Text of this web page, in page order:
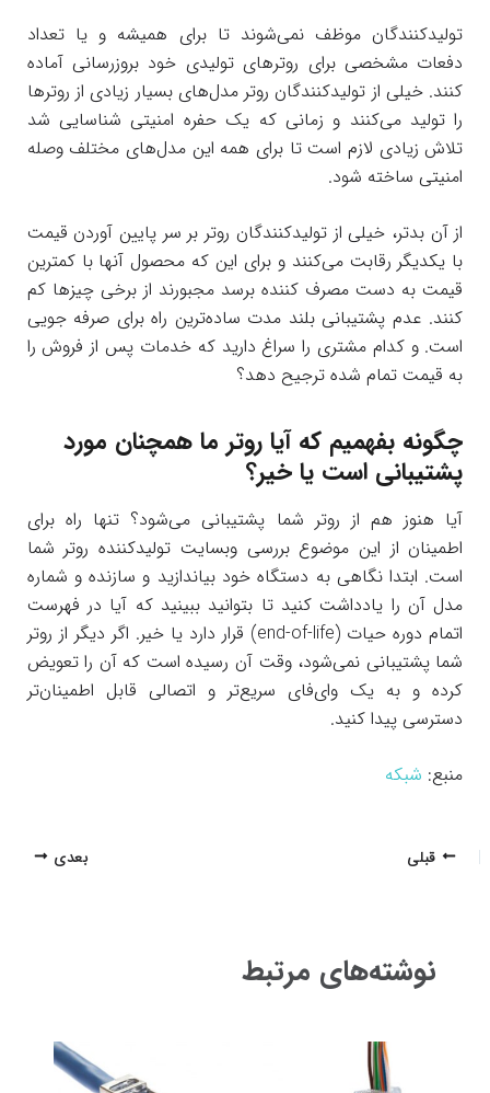
تولیدکنندگان موظف نمی‌شوند تا برای همیشه و یا تعداد
دفعات مشخصی برای روترهای تولیدی خود بروزرسانی آماده
کنند. خیلی از تولیدکنندگان روتر مدل‌های بسیار زیادی از روترها
را توليد می‌کنند و زمانی که یک حفره امنیتی شناسایی شد
تلاش زیادی لازم است تا برای همه این مدل‌های مختلف وصله
امنیتی ساخته شود.
از آن بدتر، خیلی از تولیدکنندگان روتر بر سر پایین آوردن قیمت
با یکدیگر رقابت می‌کنند و برای این که محصول آنها با کمترین
قیمت به دست مصرف کننده برسد مجبورند از برخی چیزها کم
کنند. عدم پشتیبانی بلند مدت ساده‌ترين راه برای صرفه جویی
است. و کدام مشتری را سراغ دارید که خدمات پس از فروش را
به قیمت تمام شده ترجيح دهد؟
چگونه بفهمیم که آیا روتر ما همچنان مورد
پشتیبانی است یا خیر؟
آیا هنوز هم از روتر شما پشتیبانی می‌شود؟ تنها راه برای
اطمینان از این موضوع بررسی وبسایت تولیدکننده روتر شما
است. ابتدا نگاهی به دستگاه خود بیاندازید و سازنده و شماره
مدل آن را یادداشت کنید تا بتوانید ببینید که آیا در فهرست
اتمام دوره حیات (end-of-life) قرار دارد یا خیر. اگر دیگر از روتر
شما پشتیبانی نمی‌شود، وقت آن رسیده است که آن را تعویض
کرده و به یک وای‌فای سریع‌تر و اتصالی قابل اطمینان‌تر
دسترسی پیدا کنید.
منبع: شبکه
پیمایشقبلی بعدی
نوشته‌های مرتبط